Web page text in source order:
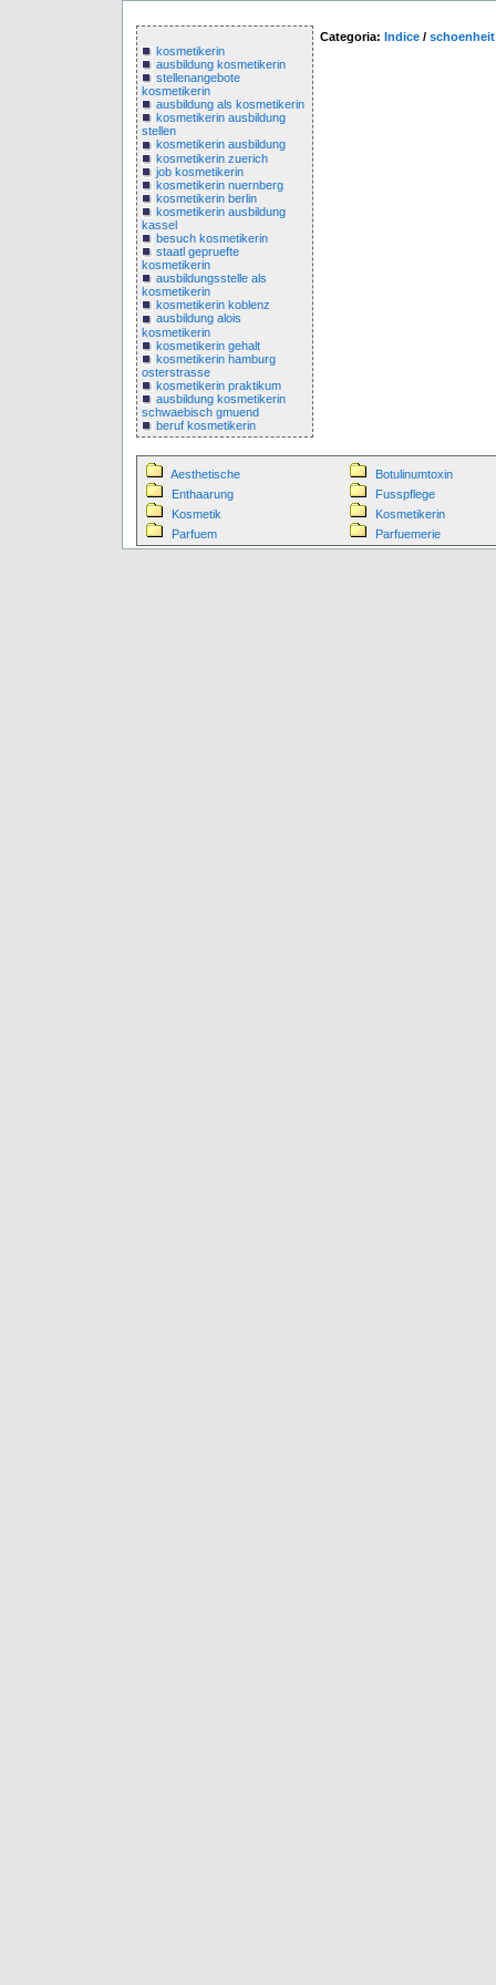
kosmetikerin
ausbildung kosmetikerin
stellenangebote
kosmetikerin
ausbildung als kosmetikerin
kosmetikerin ausbildung
stellen
kosmetikerin ausbildung
kosmetikerin zuerich
job kosmetikerin
kosmetikerin nuernberg
kosmetikerin berlin
kosmetikerin ausbildung
kassel
besuch kosmetikerin
staatl gepruefte
kosmetikerin
ausbildungsstelle als
kosmetikerin
kosmetikerin koblenz
ausbildung alois
kosmetikerin
kosmetikerin gehalt
kosmetikerin hamburg
osterstrasse
kosmetikerin praktikum
ausbildung kosmetikerin
schwaebisch gmuend
beruf kosmetikerin
Categoria: Indice / schoenheit
Aesthetische
Botulinumtoxin
Enthaarung
Fusspflege
Kosmetik
Kosmetikerin
Parfuem
Parfuemerie